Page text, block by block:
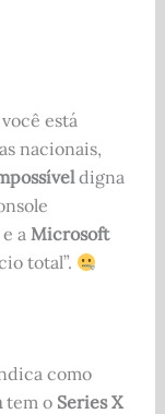
você está
nacionais,
digna
a Microsoft
total”.
como
tem o Series X